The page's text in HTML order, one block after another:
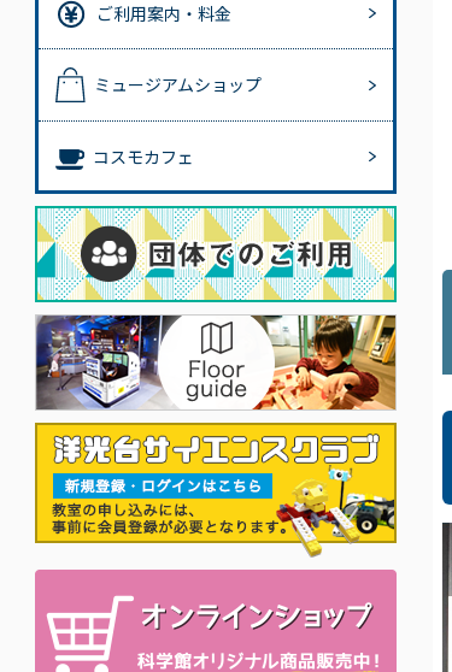
ご利用案内・料金
ミュージアムショップ
コスモカフェ